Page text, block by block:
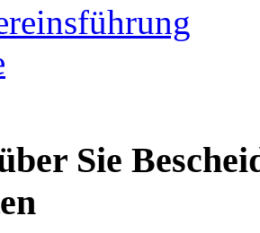
Sie